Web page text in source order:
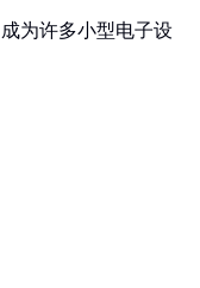
为许多小型电子设